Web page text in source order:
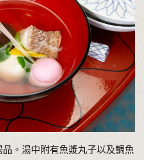
品。湯中附有魚漿丸子以及鯛魚